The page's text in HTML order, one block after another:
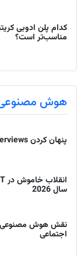
کدام پلن ادوبی
مناسب‌تر است؟
هوش
پنهان کردن AI Overviews از نتایج جستجوی گوگل
سال 2026
نقش هوش مصنوعی
اجتماعی